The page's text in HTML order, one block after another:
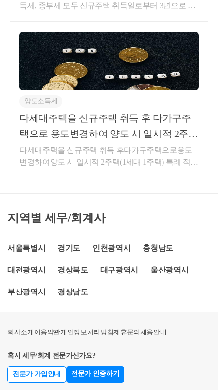
(관리처분계획의 인가일 현재 1세대1주택 비과세 요건
합원입주권을 취득하여 그 조합원입주권이 해당 1주
택으로 완공된 후 3년 이내에 해당 조합원입주권을 양
도하는 경우 ｢소득세법｣ 제89조제1항제4호나목에 따
른 비과세 특례를 적용하는 것입니다.★주요 경력- 95,
000건 이상의 세금 상담 및 용역- 600건 이상의 경정청
구를 통한 약 25억 이상 세금 환급- 세무사 플랫폼 '택
슬리' 상담 및 후기 1위 (약 3,700건 이상 상담)- 전문가
플랫폼 '아하커넥츠' 상담 및 후기 1위 (약 500건 이상
상담)- 지식공유플랫폼 '아하 QnA' 세무/회계 1위 (약 9
텐츠 필진- 한국경제필진- 서울시 마을세무사- ㈜코스
맥스 세무팀- ㈜현대중공업 세무기획팀- ㈜iMBC 재무
득세, 종부세 모두 신규주택 취득일로부터 3년으로 연
니다.오늘(23.01.12), 정부가 일시적 2주택자의 종전주
택 처분기한을 지역과 관계없이 3년으로 연장하는 안
을 발표했습니다.이는 시행령 개정사항으로서 국회승
인이 필요 없는 것으로, 시행령은 2월 중에 개정될 예
정이며, 시행일은 '23.01.12이후부터 소급적용됩니다.□
정부는일시적 2주택 특례요건 중종전주택 처분기한을
신규주택취득일부터 3년 이내로연장하기로 하였습니
다.ㅇ일시적 2주택 특례제도는1세대가1주택을 보유하
세대 2주택이 된 경우,종전주택을처분기한 내 양도하
면양도세·취득세·종부세관련1세대 1주택 혜택*을적용
하는 제도입니다.(양도세) 1세대 1주택 비과세 및 장기
유 세액공제(최대 80%)적용ㅇ 현행종전주택 처분기한
은 신규주택 취득일부터 2년*이내이며, 이번 개정으로
다.(양도세) 1.12일 이후 종전주택을 양도하는 경우부
우부터 적용(종부세) ’23년 납세의무 성립분부터 적용.
양도소득세
다세대주택을 신규주택 취득 후 다가구주
택으로 용도변경하여 양도 시 일시적 2주택
특례 적용 가능 여부
다세대주택을 신규주택 취득 후다가구주택으로용도
변경하여양도 시 일시적 2주택(1세대 1주택) 특례 적용
가구주택으로 용도변경하는 경우로서다가구주택을
용도변경한 날부터 2년 이상 보유하고 신규주택 취득
일시적2주택(1세대 1주택 양도세 비과세) 특례 적용 가
을 취득한 후 다세대주택을 다가구 주택으로 용도변경
이상 보유하고 신규주택 취득일부터 3년 이내에 하나
례”)를 적용받을 수 있는지 여부(제1안) 쟁점특례 적용
에 대하여 제1안이 타당합니다.★주요 경력- 약 73,000
건 이상의 세금 상담 및 용역- 600건 이상의 경정청구
를 통한 약 25억 이상 세금 환급- 세무사 플랫폼 '택슬
지역별 세무/회계사
서울특별시 경기도 인천광역시 충청남도
대전광역시 경상북도 대구광역시 울산광역시
부산광역시 경상남도
회사소개 이용약관개인정보처리방침제휴문의 채용안내
혹시 세무/회계 전문가신가요?
전문가 가입안내 전문가 인증하기